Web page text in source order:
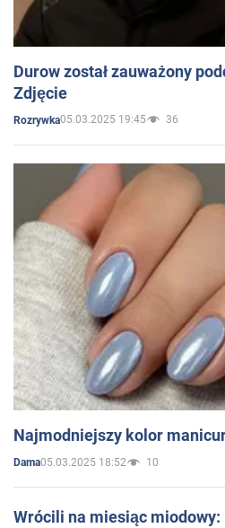
Durow został zauważony
Zdjęcie
Rozrywka05.03.2025 19:45 36
Najmodniejszy kolor
Dama05.03.2025 18:52 10
Wrócili na miesiąc miodowy: